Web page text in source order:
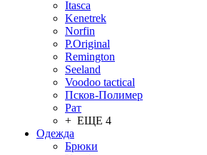
Itasca
Kenetrek
Norfin
P.Original
Remington
Seeland
Voodoo tactical
Псков-Полимер
Рат
+ ЕЩЕ 4
Одежда
Брюки